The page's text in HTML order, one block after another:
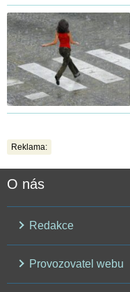
Reklama:
O nás
Redakce
Provozovatel webu